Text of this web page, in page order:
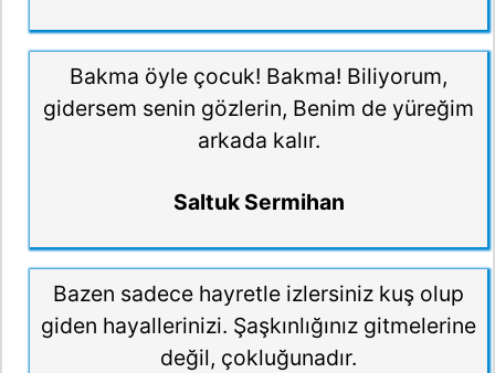
Bakma öyle çocuk! Bakma! Biliyorum,
gidersem senin gözlerin, Benim de yüreğim
arkada kalır.
Saltuk Sermihan
Bazen sadece hayretle izlersiniz kuş olup
giden hayallerinizi. Şaşkınlığınız gitmelerine
değil, çokluğunadır.